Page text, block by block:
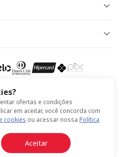
ofertas e condições
em aceitar, você concorda com
cookies ou acessar nossaPolítica
Aceitar
8h às 17h.
segura
2026
de Cookies Termos de Uso